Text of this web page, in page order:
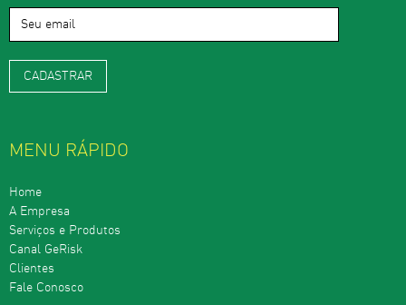
MENU RÁPIDO
Home
A Empresa
Serviços e Produtos
Canal GeRisk
Clientes
Fale Conosco